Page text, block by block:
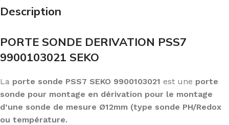
Description
PORTE SONDE DERIVATION PSS7
9900103021 SEKO
La porte sonde PSS7 SEKO 9900103021 est une porte
sonde pour montage en dérivation pour le montage
d’une sonde de mesure Ø12mm (type sonde PH/Redox
ou température.